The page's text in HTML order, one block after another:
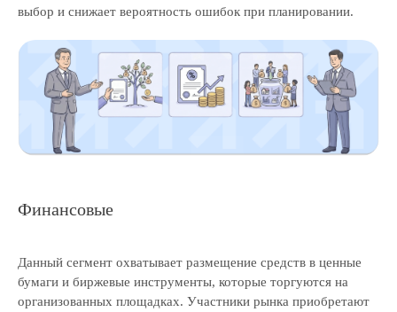
выбор и снижает вероятность ошибок при планировании.
Финансовые
Данный сегмент охватывает размещение средств в ценные
бумаги и биржевые инструменты, которые торгуются на
организованных площадках. Участники рынка приобретают